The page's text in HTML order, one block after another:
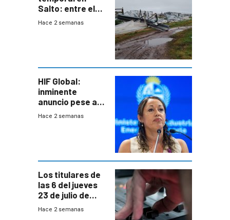
Salto: entre el
impacto
Hace 2 semanas
HIF Global:
inminente
anuncio pese a
declaración de
gobierno
Hace 2 semanas
Los titulares de
las 6 del jueves
23 de julio de
2026
Hace 2 semanas